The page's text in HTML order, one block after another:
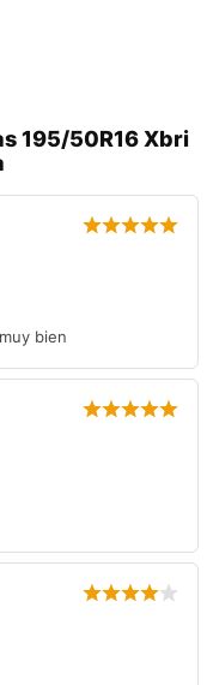
195/50R16 Xbri
bien